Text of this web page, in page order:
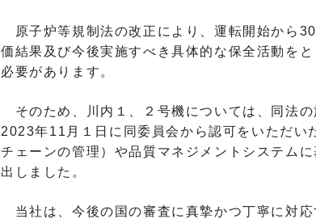
原子炉等規制法の改正により、運転開始から
価結果及び今後実施すべき具体的な保全活動を
必要があります。
そのため、川内１、２号機については、同法
2023年11月１日に同委員会から認可をいただい
チェーンの管理）や品質マネジメントシステム
出しました。
当社は、今後の国の審査に真摯かつ丁寧に対